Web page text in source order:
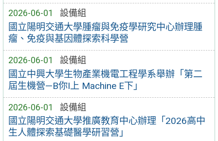
2026-06-01 設備組
國立陽明交通大學腫瘤與免疫學研究中心辦理腫
瘤、免疫與基因體探索科學營
2026-06-01 設備組
國立中興大學生物產業機電工程學系舉辦「第二
屆生機營—B你I上 Machine E下」
2026-06-01 設備組
國立陽明交通大學推廣教育中心辦理「2026高中
生人體探索基礎醫學研習營」